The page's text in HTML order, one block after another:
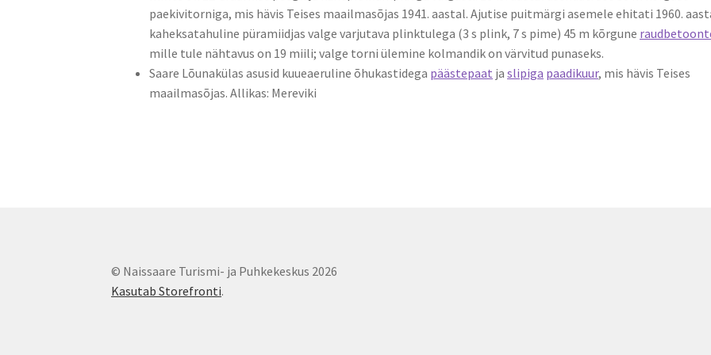
paekivitorniga, mis hävis Teises maailmasõjas 1941. aastal. Ajutise puitmärgi asemele ehitati 1960.
kaheksatahuline püramiidjas valge varjutava plinktulega (3 s plink, 7 s pime) 45 m kõrgune
mille tule nähtavus on 19 miili; valge torni ülemine kolmandik on värvitud punaseks.
Saare Lõunakülas asusid kuueaeruline õhukastidega päästepaat jaslipiga paadikuur, mis hävis Teises
maailmasõjas. Allikas: Mereviki
© Naissaare Turismi- ja Puhkekeskus 2026
Kasutab Storefronti.